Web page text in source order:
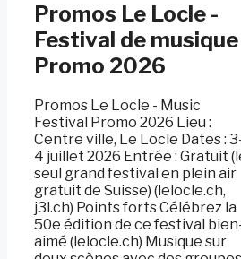
Promos Le Locle -
Festival de musique
Promo 2026
Promos Le Locle - Music
Festival Promo 2026 Lieu :
Centre ville, Le Locle Dates :
4 juillet 2026 Entrée : Gratuit
seul grand festival en plein air
gratuit de Suisse) (lelocle.ch,
j3l.ch) Points forts Célébrez la
50e édition de ce festival
aimé (lelocle.ch) Musique sur